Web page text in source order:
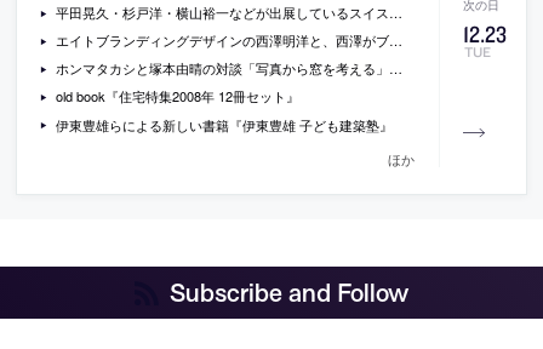
12.23
TUE
平田晃久・杉戸洋・横山裕一などが出展しているスイスでの日本現代美術の展覧会「ロジカル・エモーション」の紹介記事
エイトブランディングデザインの西澤明洋と、西澤がブランディングを担当しているオリエンタルカーペット社長の対談
ホンマタカシと塚本由晴の対談「写真から窓を考える」の内容
old book『住宅特集2008年 12冊セット』
伊東豊雄らによる新しい書籍『伊東豊雄 子ども建築塾』
ほか
Subscribe and Follow